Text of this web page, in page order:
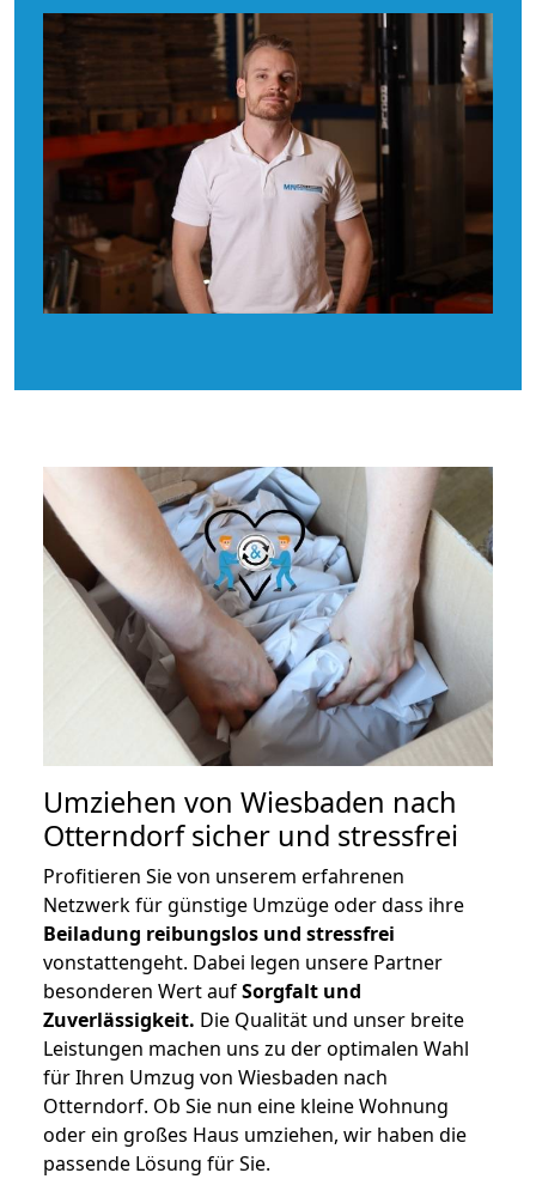
Umziehen von Wiesbaden nach
Otterndorfsicher und stressfrei
Profitieren Sie von unserem erfahrenen
Netzwerk für günstige Umzüge oder dass ihre
Beiladung reibungslos und stressfrei
vonstattengeht. Dabei legen unsere Partner
besonderen Wert aufSorgfalt und
Zuverlässigkeit. Die Qualität und unser breite
Leistungen machen uns zu der optimalen Wahl
für Ihren Umzug von Wiesbaden nach
Otterndorf. Ob Sie nun eine kleine Wohnung
oder ein großes Haus umziehen, wir haben die
passende Lösung für Sie.